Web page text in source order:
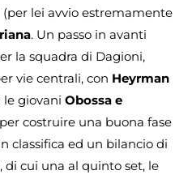
(per lei avvio estremamente
. Un passo in avanti
la squadra di Dagioni,
vie centrali, con Heyrman
le giovani Obossa e
costruire una buona fase
classifica ed un bilancio di
cui una al quinto set, le